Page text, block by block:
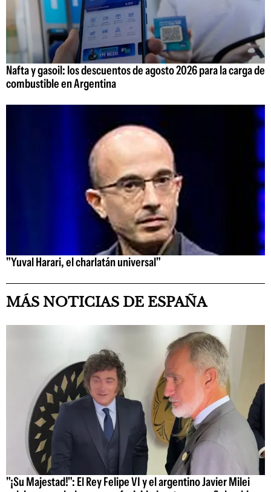
Nafta y gasoil: los descuentos de agosto 2026 para la carga de
combustible en Argentina
"Yuval Harari, el charlatán universal"
MÁS NOTICIAS DE ESPAÑA
"¡Su Majestad!": El Rey Felipe VI y el argentino Javier Milei